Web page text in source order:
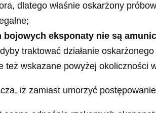
dlatego właśnie oskarżony
bojowych eksponaty nie są
traktować działanie
też wskazane powyżej okoliczności
iż zamiast umorzyć